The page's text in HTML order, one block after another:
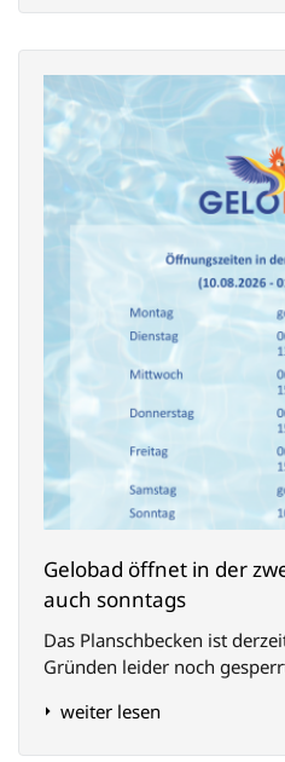
Gelobad öffnet in der
auch sonntags
Das Planschbecken ist
Gründen leider noch
weiter lesen